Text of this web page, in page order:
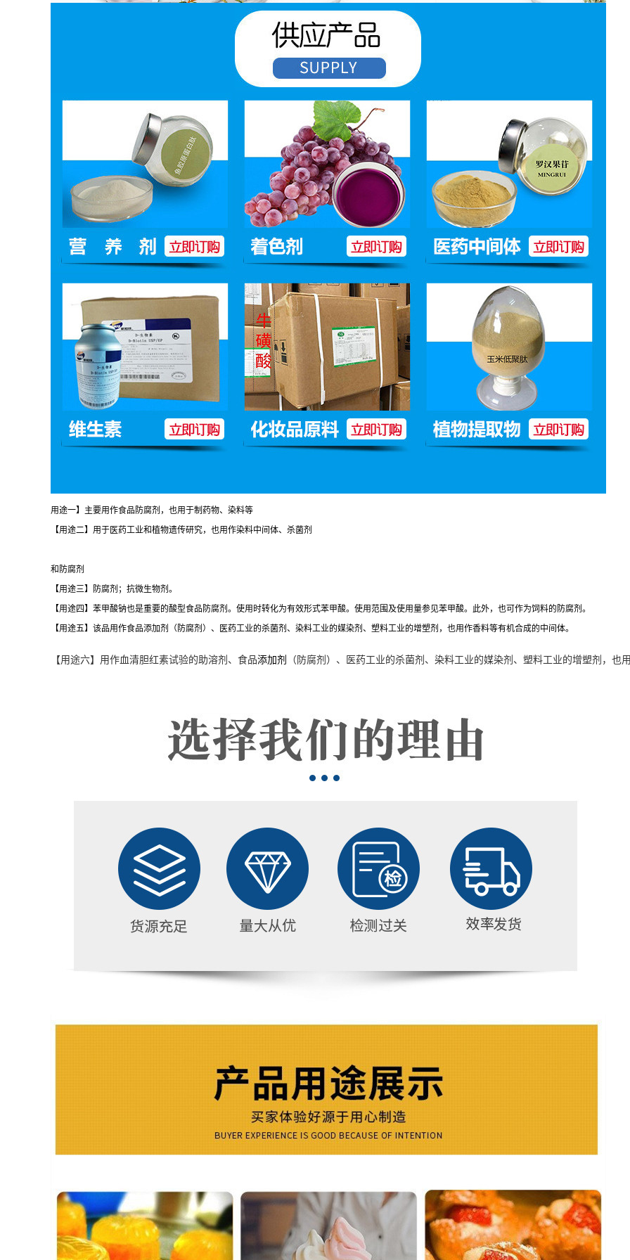
用途一】主要用作食品防腐剂，也用于制药物、染料等
【用途二】用于医药工业和植物遗传研究，也用作染料中间体、杀菌剂
和防腐剂
【用途三】防腐剂；抗微生物剂。
【用途四】苯甲酸钠也是重要的酸型食品防腐剂。使用时转化为有效形式苯甲酸。使用范围及使用量参见苯甲酸。此外，也可作为饲料的防腐剂。
【用途五】该品用作食品添加剂（防腐剂）、医药工业的杀菌剂、染料工业的媒染剂、塑料工业的增塑剂，也用作香料等有机合成的中间体。
【用途六】用作血清胆红素试验的助溶剂、食品添加剂 （防腐剂）、医药工业的杀菌剂、染料工业的媒染剂、塑料工业的增塑剂，也